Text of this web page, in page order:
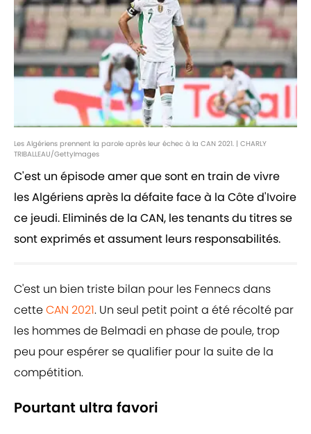
Les Algériens prennent la parole après leur échec à la CAN 2021. | CHARLY
TRIBALLEAU/GettyImages
C'est un épisode amer que sont en train de vivre
les Algériens après la défaite face à la Côte d'Ivoire
ce jeudi. Eliminés de la CAN, les tenants du titres se
sont exprimés et assument leurs responsabilités.
C'est un bien triste bilan pour les Fennecs dans
cetteCAN 2021. Un seul petit point a été récolté par
les hommes de Belmadi en phase de poule, trop
peu pour espérer se qualifier pour la suite de la
compétition.
Pourtant ultra favori